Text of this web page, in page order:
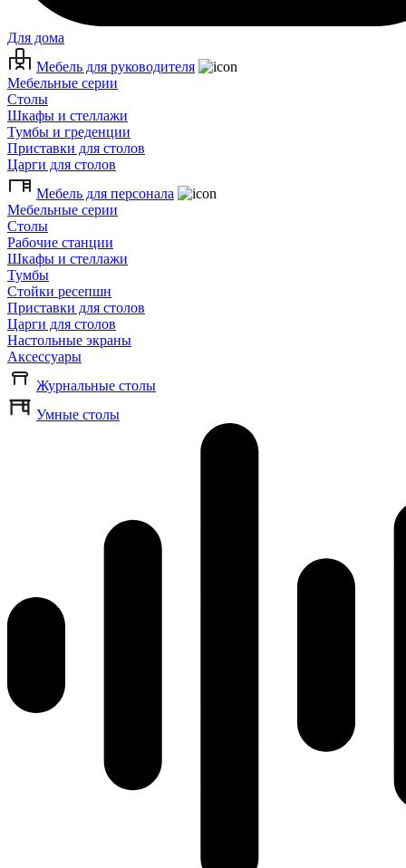
Для дома
Мебель для руководителя
Мебельные серии
Столы
Шкафы и стеллажи
Тумбы и греденции
Приставки для столов
Царги для столов
Мебель для персонала
Мебельные серии
Столы
Рабочие станции
Шкафы и стеллажи
Тумбы
Стойки ресепшн
Приставки для столов
Царги для столов
Настольные экраны
Аксессуары
Журнальные столы
Умные столы